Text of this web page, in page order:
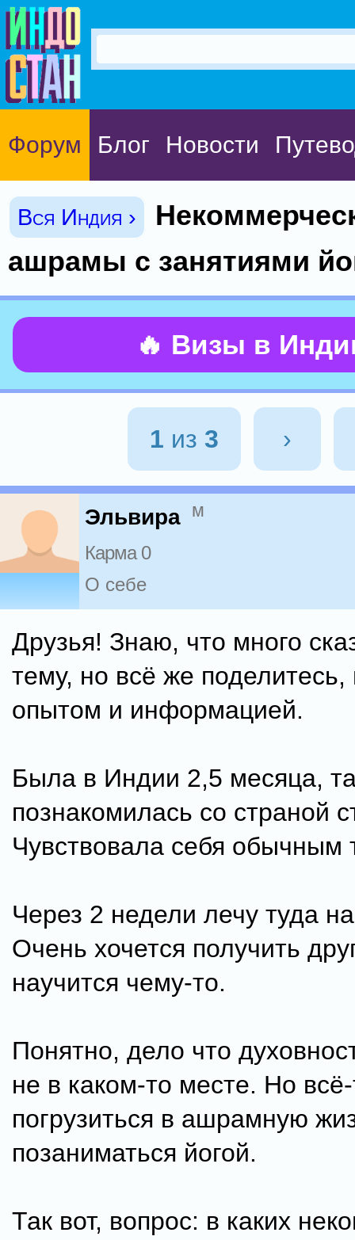
Форум Блог Новости
Вся Индия ›
ашрамы с занятиями
🔥 Визы в
1 из 3 ›
Эльвира м
Карма 0
О себе
Друзья! Знаю, что много
тему, но всё же поделитесь,
опытом и информацией.
Была в Индии 2,5 месяца,
познакомилась со страной
Чувствовала себя обычным
Через 2 недели лечу туда
Очень хочется получить
научится чему-то.
Понятно, дело что
не в каком-то месте. Но всё-
погрузиться в ашрамную
позаниматься йогой.
Так вот, вопрос: в каких